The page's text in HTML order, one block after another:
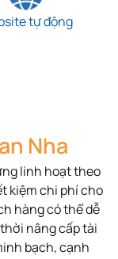
tự động
Nha
linh hoạt theo
kiệm chi phí cho
hàng có thể dễ
nâng cấp tài
bạch, cạnh